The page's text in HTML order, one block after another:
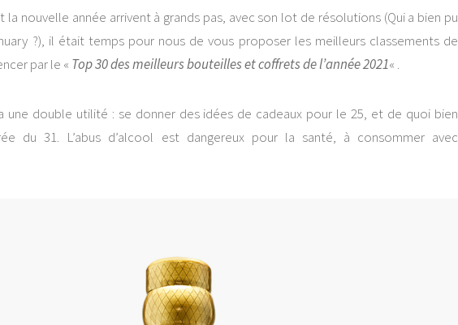
nouvelle année arrivent à grands pas, avec son lot de résolutions (Qui a bien pu
?), il était temps pour nous de vous proposer les meilleurs classements de
par le « Top 30 des meilleurs bouteilles et coffrets de l’année 2021« .
une double utilité : se donner des idées de cadeaux pour le 25, et de quoi bien
du 31. L’abus d’alcool est dangereux pour la santé, à consommer avec